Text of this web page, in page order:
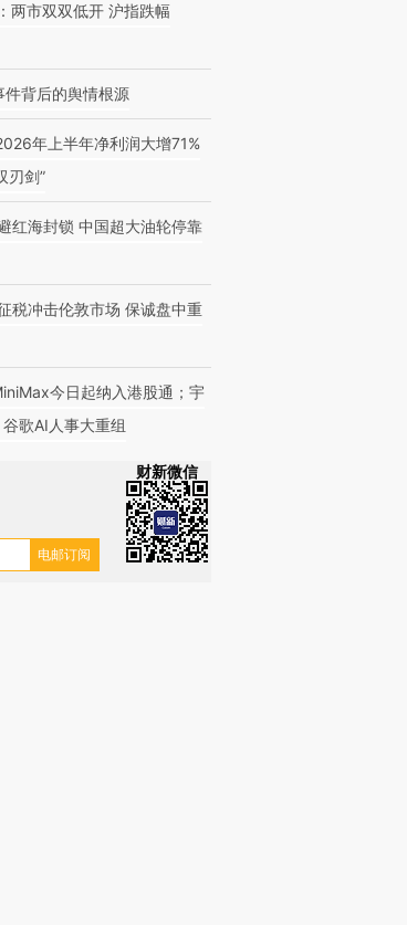
两市双双低开 沪指跌幅
件背后的舆情根源
年上半年净利润大增71%
刃剑”
红海封锁 中国超大油轮停靠
税冲击伦敦市场 保诚盘中重
今日起纳入港股通；宇
歌AI人事大重组
财新微信